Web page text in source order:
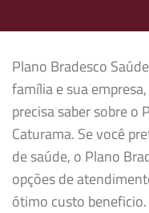
Plano Bradesco
família e sua
precisa saber sobre o
Caturama. Se você
de saúde, o Plano
opções de
ótimo custo beneficio.